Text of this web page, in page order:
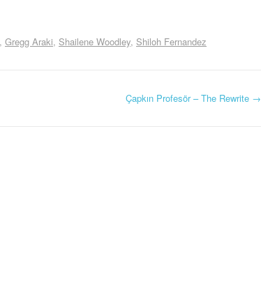
Gregg Araki Shailene Woodley Shiloh Fernandez
Çapkın Profesör – The Rewrite →